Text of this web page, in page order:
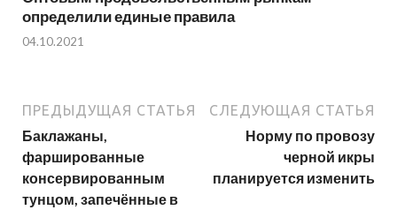
определили единые правила
04.10.2021
ПРЕДЫДУЩАЯ СТАТЬЯ
Баклажаны,
фаршированные
консервированным
тунцом, запечённые в
СЛЕДУЮЩАЯ СТАТЬЯ
Норму по провозу
черной икры
планируется изменить